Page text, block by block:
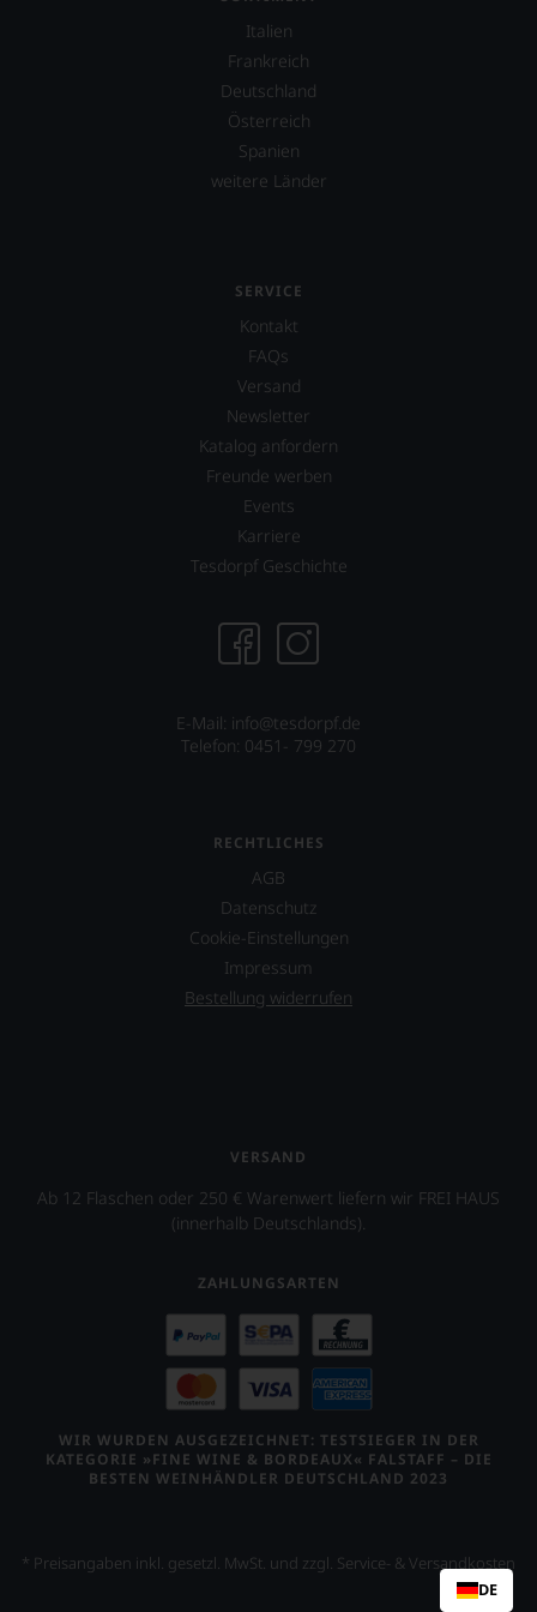
Italien
Frankreich
Deutschland
Österreich
Spanien
weitere Länder
SERVICE
Kontakt
FAQs
Versand
Newsletter
Katalog anfordern
Freunde werben
Events
Karriere
Tesdorpf Geschichte
E-Mail: info@tesdorpf.de
Telefon: 0451- 799 270
RECHTLICHES
AGB
Datenschutz
Cookie-Einstellungen
Impressum
Bestellung widerrufen
VERSAND
Ab 12 Flaschen oder 250 € Warenwert liefern wir FREI HAUS
(innerhalb Deutschlands).
ZAHLUNGSARTEN
WIR WURDEN AUSGEZEICHNET: TESTSIEGER IN DER
KATEGORIE »FINE WINE & BORDEAUX« FALSTAFF – DIE
BESTEN WEINHÄNDLER DEUTSCHLAND 2023
* Preisangaben inkl. gesetzl. MwSt. und zzgl. Service- & Versandkosten
DE